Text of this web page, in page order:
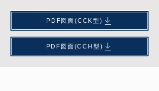
PDF図面(CCK型)
PDF図面(CCH型)